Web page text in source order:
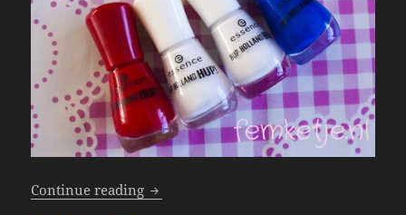
Continue reading Essence Hup Holland Hup Polishes!